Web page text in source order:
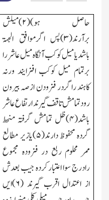
حاصل ہو)(۲) میلش
برآرند(۳) پس اگرموافق الجہۃ
باشد یا میل کوکب آنگاہ میل عاشر را
برتمام میل کوکب افزایند ورنہ
کاہند راگردر فزودن ازصہ بیرون
رودتمامش تاقف گیرند ارتفاع عاشر
باشد(۴) ظل تمامش گرفتہ منحط
گردہ محفوظ دارند(۵) یازیر مطالع
ممر محلوم ربع در فزودہ مجموع
رادرج سوا اعتبار کردہ جیب بعدش
از اعتدال اقرب گیرند (۶) ایں